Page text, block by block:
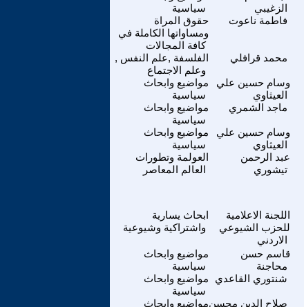
سياسية
الزغيبي
حقوق المراة
ومساواتها الكاملة في
كافة المجالات
فاطمة ناعوت
الفلسفة ,علم النفس ,
وعلم الاجتماع
محمد قرافلي
مواضيع وابحاث
سياسية
وسام حسين علي
العيثاوي
مواضيع وابحاث
سياسية
ماجد الشمري
مواضيع وابحاث
سياسية
وسام حسين علي
العيثاوي
العولمة وتطورات
العالم المعاصر
عبد الرحمن
تيشوري
ابحاث يسارية
واشتراكية وشيوعية
اللجنة الاعلامية
للحزب الشيوعي
الاردني
مواضيع وابحاث
سياسية
قاسم حسن
محاجنة
مواضيع وابحاث
سياسية
شنتوري القاعدي
مواضيع وابحاثصلاح الدين محسن